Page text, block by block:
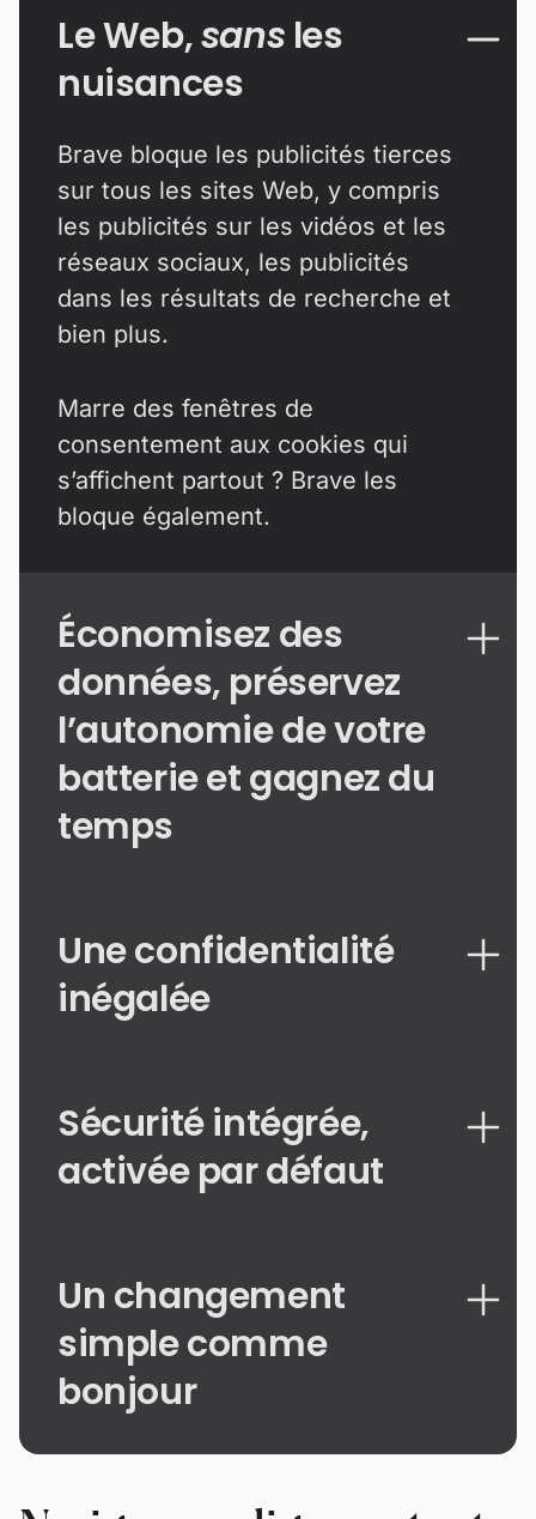
Le Web,sans les
nuisances
Brave bloque les publicités tierces
sur tous les sites Web, y compris
les publicités sur les vidéos et les
réseaux sociaux, les publicités
dans les résultats de recherche et
bien plus.
Marre des fenêtres de
consentement aux cookies qui
s’affichent partout ? Brave les
bloque également.
Économisez des
données, préservez
l’autonomie de votre
batterie et gagnez du
temps
Une confidentialité
inégalée
Sécurité intégrée,
activée par défaut
Un changement
simple comme
bonjour